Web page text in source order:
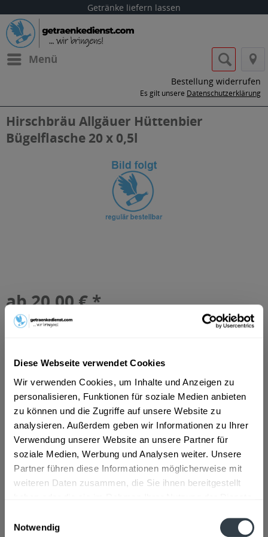
Diese Webseite verwendet Cookies
Wir verwenden Cookies, um Inhalte und Anzeigen zu
personalisieren, Funktionen für soziale Medien anbieten
zu können und die Zugriffe auf unsere Website zu
analysieren. Außerdem geben wir Informationen zu Ihrer
Verwendung unserer Website an unsere Partner für
soziale Medien, Werbung und Analysen weiter. Unsere
Partner führen diese Informationen möglicherweise mit
weiteren Daten zusammen, die Sie ihnen bereitgestellt
Notwendig
Getränke liefern lassen
Menü
Bestellung widerrufen
Es gilt unsere Datenschutzerklärung
Hirschbräu Allgäuer Hüttenbier
Bügelflasche 20 x 0,5l
ab 20,00 € *
Inhalt:
inkl. MwSt.ggf. zzgl. Erschwerniszuschlag
MEHRWEG
In den Warenkorb
Artikel-Nr.:
27361
Verfügbar in:
Beschreibung
mehr
Bügelflasche 20 x 0,5l"